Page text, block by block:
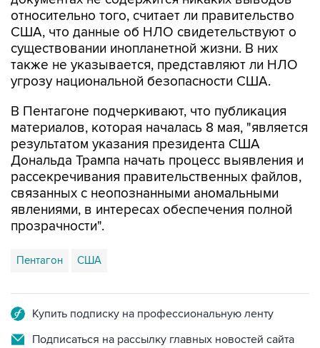
относительно того, считает ли правительство
США, что данные об НЛО свидетельствуют о
существовании инопланетной жизни. В них
также не указывается, представляют ли НЛО
угрозу национальной безопасности США.
В Пентагоне подчеркивают, что публикация
материалов, которая началась 8 мая, "является
результатом указания президента США
Дональда Трампа начать процесс выявления и
рассекречивания правительственных файлов,
связанных с неопознанными аномальными
явлениями, в интересах обеспечения полной
прозрачности".
Пентагон США
Купить подписку на профессиональную ленту
Подписаться на рассылку главных новостей сайта